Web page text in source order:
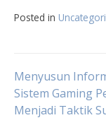
Posted in
pos
Menyusun
Sistem Gaming
Menjadi Taktik